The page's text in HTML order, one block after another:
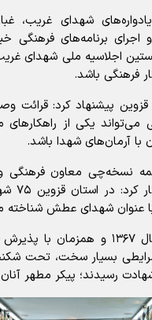
شهدای غریب،
اجرای برنامه‌های فرهنگی
اجلاسیه ملی شهدای
فرهنگی باشد.
قزوین پیشنهاد کرد: قرائت
می‌تواند یکی از
آرمان‌های شهدا باشد.
نسخه‌چی معاون فرهنگی
بسیار سخت، تحت
رسیدند؛ پیکر مطهر